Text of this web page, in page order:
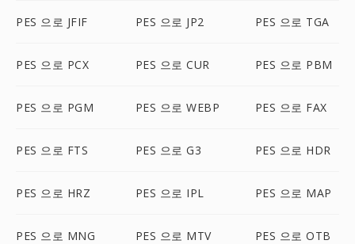
PES 으로 JFIF PES 으로 JP2 PES 으로 TGA
PES 으로 PCX PES 으로 CUR PES 으로 PBM
PES 으로 PGM PES 으로 WEBP PES 으로 FAX
PES 으로 FTS PES 으로 G3 PES 으로 HDR
PES 으로 HRZ PES 으로 IPL PES 으로 MAP
PES 으로 MNG PES 으로 MTV PES 으로 OTB